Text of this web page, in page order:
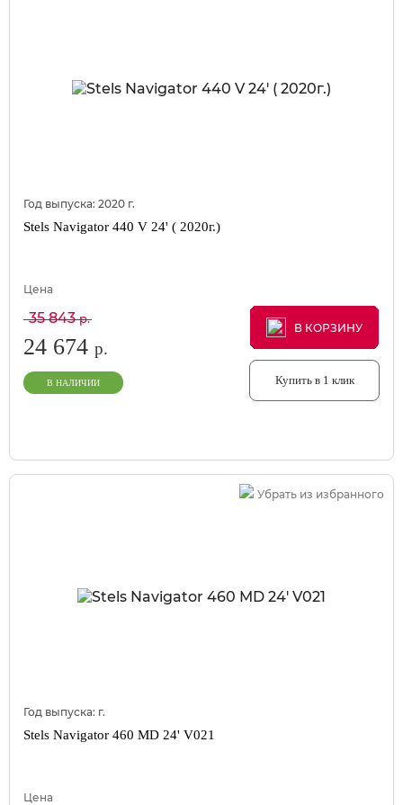
Год выпуска: 2020 г.
Stels Navigator 440 V 24' ( 2020г.)
Цена
35 843р.
24 674 р.
В НАЛИЧИИ
В КОРЗИНУ
В КОРЗИНУ
В КОРЗИНУ
Купить в 1 клик
Убрать из избранного
Год выпуска: г.
Stels Navigator 460 MD 24' V021
Цена